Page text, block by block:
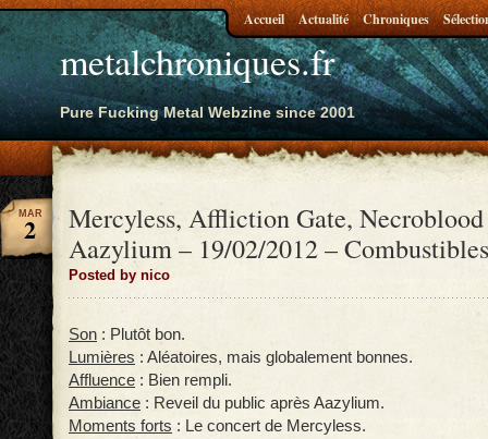
metalchroniques.fr
Pure Fucking Metal Webzine since 2001
Accueil Actualité Chroniques
Mercyless, Affliction Gate,
Aazylium – 19/02/2012 –
Posted by nico
MAR
2
Son : Plutôt bon.
Lumières : Aléatoires, mais globalement bonnes.
Affluence : Bien rempli.
Ambiance : Reveil du public après Aazylium.
Moments forts : Le concert de Mercyless.